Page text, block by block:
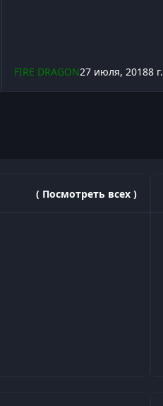
FIRE DRAGON27 июля, 20188 г.
( Посмотреть всех )